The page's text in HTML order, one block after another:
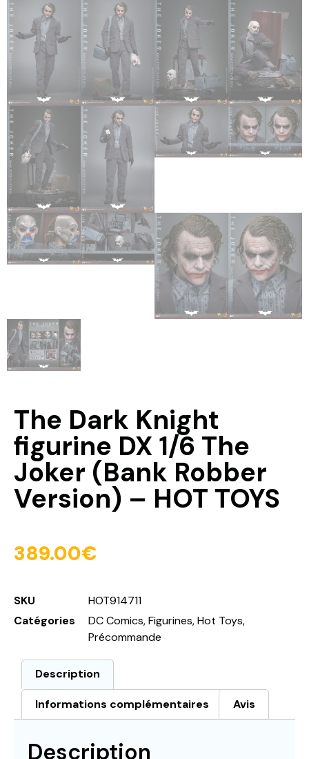
The Dark Knight
figurine DX 1/6 The
Joker (Bank Robber
Version) – HOT TOYS
389.00€
SKU
HOT914711
Catégories
DC Comics,Figurines,Hot Toys,
Précommande
Description
Informations complémentaires Avis
Description